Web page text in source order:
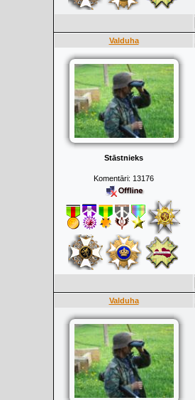
Valduha
Stāstnieks
Komentāri: 13176
Valduha